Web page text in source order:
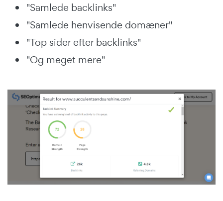
"Samlede backlinks"
"Samlede henvisende domæner"
"Top sider efter backlinks"
"Og meget mere"